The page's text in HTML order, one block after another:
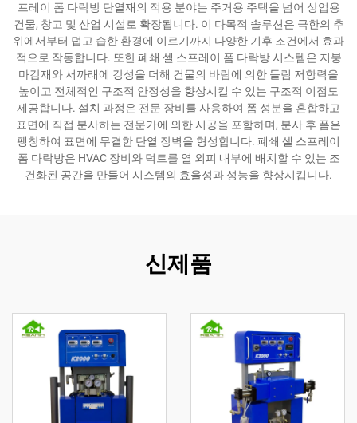
프레이 폼 다락방 단열재의 적용 분야는 주거용 주택을 넘어 상업용
건물, 창고 및 산업 시설로 확장됩니다. 이 다목적 솔루션은 극한의 추
위에서부터 덥고 습한 환경에 이르기까지 다양한 기후 조건에서 효과
적으로 작동합니다. 또한 폐쇄 셀 스프레이 폼 다락방 시스템은 지붕
마감재와 서까래에 강성을 더해 건물의 바람에 의한 들림 저항력을
높이고 전체적인 구조적 안정성을 향상시킬 수 있는 구조적 이점도
제공합니다. 설치 과정은 전문 장비를 사용하여 폼 성분을 혼합하고
표면에 직접 분사하는 전문가에 의한 시공을 포함하며, 분사 후 폼은
팽창하여 표면에 무결한 단열 장벽을 형성합니다. 폐쇄 셀 스프레이
폼 다락방은 HVAC 장비와 덕트를 열 외피 내부에 배치할 수 있는 조
건화된 공간을 만들어 시스템의 효율성과 성능을 향상시킵니다.
신제품